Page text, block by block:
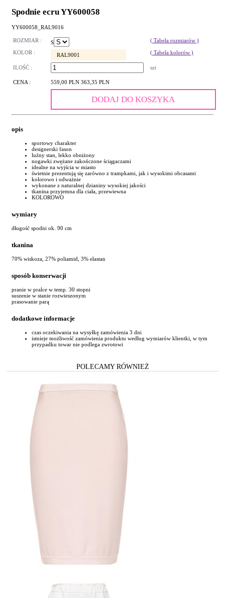
Spodnie ecru YY600058
YY600058_RAL9016
ROZMIAR : S
( Tabela rozmiarów )
KOLOR :
RAL9001 ( Tabela kolorów )
ILOŚĆ : szt
CENA : 559,00 PLN 363,35 PLN
DODAJ DO KOSZYKA
opis
sportowy charakter
designerski fason
luźny stan, lekko obniżony
nogawki zwężane zakończone ściągaczami
idealne na wyjścia w miasto
świetnie prezentują się zarówno z trampkami, jak i wysokimi obcasami
kolorowo i odważnie
wykonane z naturalnej dzianiny wysokiej jakości
tkanina przyjemna dla ciała, przewiewna
KOLOROWO
wymiary
długość spodni ok. 90 cm
tkanina
70% wiskoza, 27% poliamid, 3% elastan
sposób konserwacji
pranie w pralce w temp. 30 stopni
suszenie w stanie rozwieszonym
prasowanie parą
dodatkowe informacje
czas oczekiwania na wysyłkę zamówienia 3 dni
istnieje możliwość zamówienia produktu według wymiarów klientki, w tym
przypadku towar nie podlega zwrotowi
POLECAMY RÓWNIEŻ